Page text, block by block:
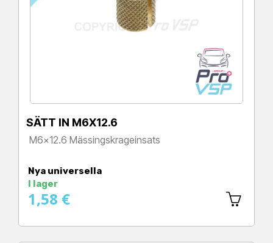
SÄTT IN M6X12.6
M6x12.6 Mässingskrageinsats
Nya universella
I lager
1,58 €